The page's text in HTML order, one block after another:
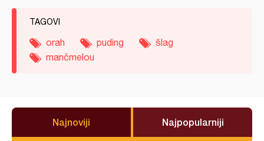
TAGOVI
orah puding
šlag
mančmelou
Najnoviji Najpopularniji